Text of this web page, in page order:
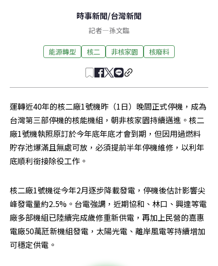
時事新聞/台灣新聞
記者—孫文臨
能源轉型 核二 非核家園 核廢料
運轉近40年的核二廠1號機昨（1日）晚間正式停機，成為
台灣第三部停機的核能機組，朝非核家園持續邁進。核二
廠1號機執照原訂於今年底年底才會到期，但因用過燃料
貯存池爆滿且無處可放，必須提前半年停機維修，以利年
底順利銜接除役工作。
核二廠1號機從今年2月逐步降載發電，停機後估計影響尖
峰發電量約2.5%。台電強調，近期協和、林口、興達等電
廠多部機組已陸續完成歲修重新供電，再加上民營的嘉惠
電廠50萬瓩新機組發電，太陽光電、離岸風電等持續增加
可穩定供電。